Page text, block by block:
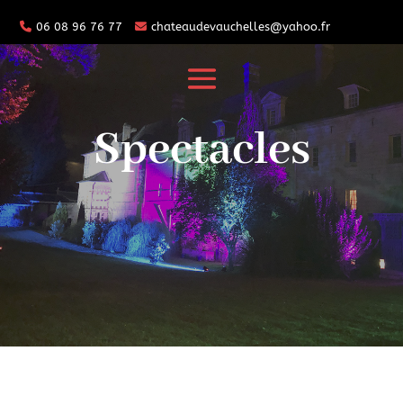
06 08 96 76 77 chateaudevauchelles@yahoo.fr
Spectacles